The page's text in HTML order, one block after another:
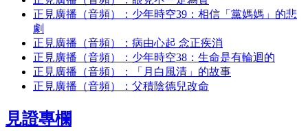
正見廣播（音頻）：少年時空39：相信「黨媽媽」的悲
劇
正見廣播（音頻）：病由心起 念正疾消
正見廣播（音頻）：少年時空38：生命是有輪迴的
正見廣播（音頻）：「月白風清」的故事
正見廣播（音頻）：父積陰德兒改命
見證專欄